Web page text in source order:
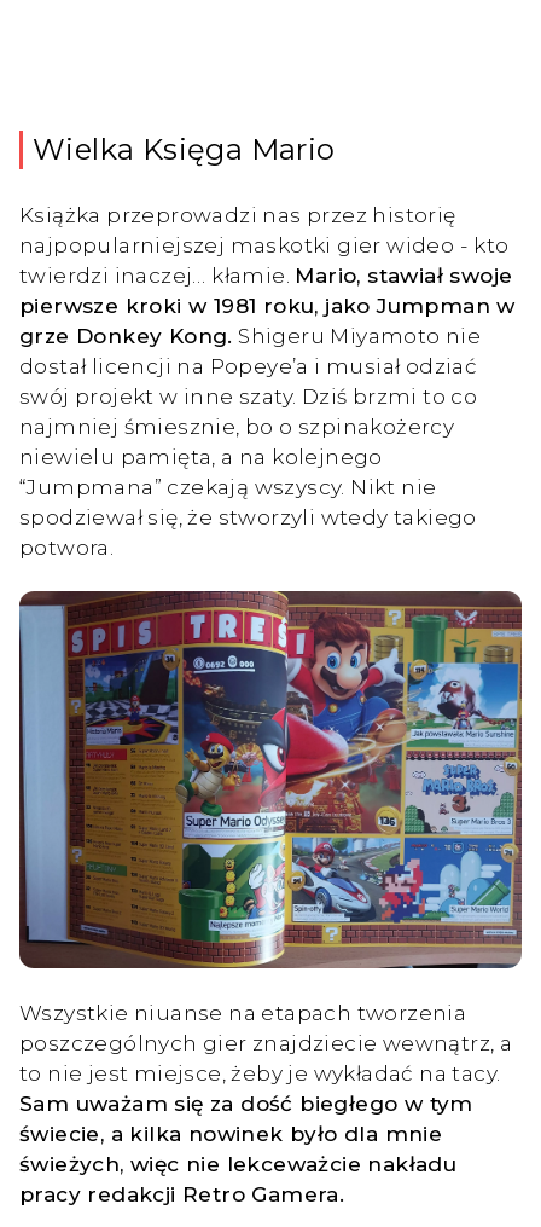
Wielka Księga Mario
Książka przeprowadzi nas przez historię
najpopularniejszej maskotki gier wideo - kto
twierdzi inaczej… kłamie. Mario, stawiał swoje
pierwsze kroki w 1981 roku, jako Jumpman w
grze Donkey Kong. Shigeru Miyamoto nie
dostał licencji na Popeye’a i musiał odziać
swój projekt w inne szaty. Dziś brzmi to co
najmniej śmiesznie, bo o szpinakożercy
niewielu pamięta, a na kolejnego
“Jumpmana” czekają wszyscy. Nikt nie
spodziewał się, że stworzyli wtedy takiego
potwora.
Wszystkie niuanse na etapach tworzenia
poszczególnych gier znajdziecie wewnątrz, a
to nie jest miejsce, żeby je wykładać na tacy.
Sam uważam się za dość biegłego w tym
świecie, a kilka nowinek było dla mnie
świeżych, więc nie lekceważcie nakładu
pracy redakcji Retro Gamera.